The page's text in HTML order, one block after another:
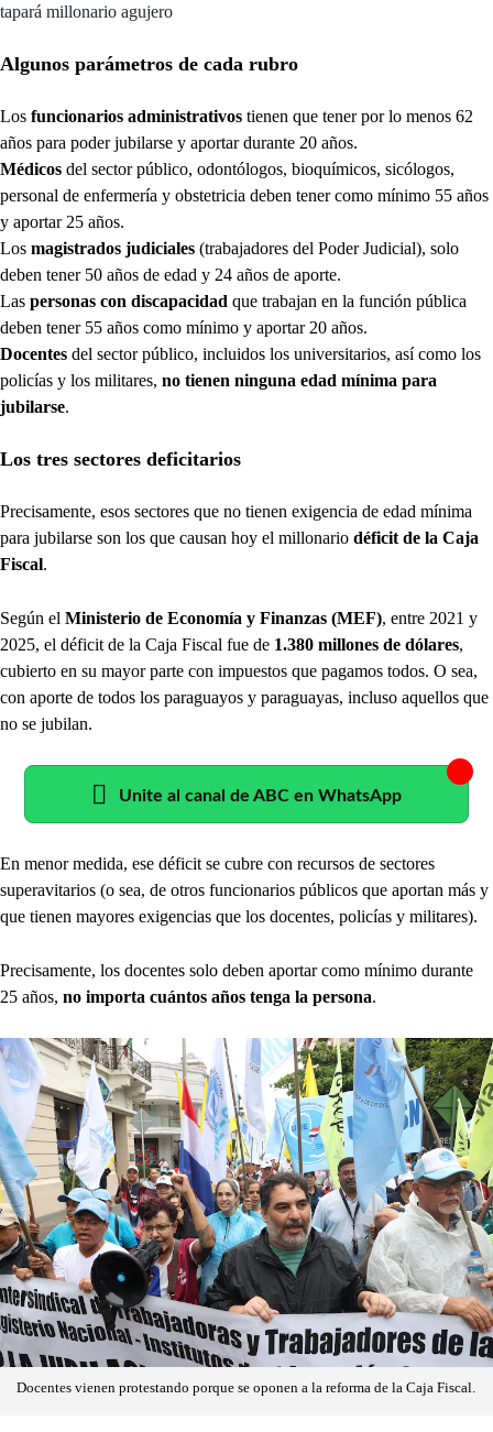
tapará millonario agujero
Algunos parámetros de cada rubro
Los funcionarios administrativos tienen que tener por lo menos 62
años para poder jubilarse y aportar durante 20 años.
Médicos del sector público, odontólogos, bioquímicos, sicólogos,
personal de enfermería y obstetricia deben tener como mínimo 55 años
y aportar 25 años.
Los magistrados judiciales (trabajadores del Poder Judicial), solo
deben tener 50 años de edad y 24 años de aporte.
Las personas con discapacidad que trabajan en la función pública
deben tener 55 años como mínimo y aportar 20 años.
Docentes del sector público, incluidos los universitarios, así como los
policías y los militares, no tienen ninguna edad mínima para
jubilarse.
Los tres sectores deficitarios
Precisamente, esos sectores que no tienen exigencia de edad mínima
para jubilarse son los que causan hoy el millonario déficit de la Caja
Fiscal.
Según el Ministerio de Economía y Finanzas (MEF), entre 2021 y
2025, el déficit de la Caja Fiscal fue de 1.380 millones de dólares,
cubierto en su mayor parte con impuestos que pagamos todos. O sea,
con aporte de todos los paraguayos y paraguayas, incluso aquellos que
no se jubilan.
Unite al canal de ABC en WhatsApp
En menor medida, ese déficit se cubre con recursos de sectores
superavitarios (o sea, de otros funcionarios públicos que aportan más y
que tienen mayores exigencias que los docentes, policías y militares).
Precisamente, los docentes solo deben aportar como mínimo durante
25 años, no importa cuántos años tenga la persona.
Docentes vienen protestando porque se oponen a la reforma de la Caja Fiscal.